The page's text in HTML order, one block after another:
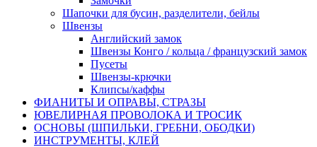
Шапочки для бусин, разделители, бейлы
Швензы
Английский замок
Швензы Конго / кольца / французский замок
Пусеты
Швензы-крючки
Клипсы/каффы
ФИАНИТЫ И ОПРАВЫ, СТРАЗЫ
ЮВЕЛИРНАЯ ПРОВОЛОКА И ТРОСИК
ОСНОВЫ (ШПИЛЬКИ, ГРЕБНИ, ОБОДКИ)
ИНСТРУМЕНТЫ, КЛЕЙ